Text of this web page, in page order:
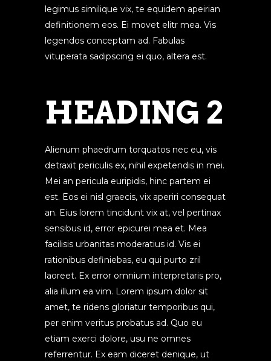
legimus similique vix, te equidem apeirian
definitionem eos. Ei movet elitr mea. Vis
legendos conceptam ad. Fabulas
vituperata sadipscing ei quo, altera est.
HEADING 2
Alienum phaedrum torquatos nec eu, vis
detraxit periculis ex, nihil expetendis in mei.
Mei an pericula euripidis, hinc partem ei
est. Eos ei nisl graecis, vix aperiri consequat
an. Eius lorem tincidunt vix at, vel pertinax
sensibus id, error epicurei mea et. Mea
facilisis urbanitas moderatius id. Vis ei
rationibus definiebas, eu qui purto zril
laoreet. Ex error omnium interpretaris pro,
alia illum ea vim. Lorem ipsum dolor sit
amet, te ridens gloriatur temporibus qui,
per enim veritus probatus ad. Quo eu
etiam exerci dolore, usu ne omnes
referrentur. Ex eam diceret denique, ut